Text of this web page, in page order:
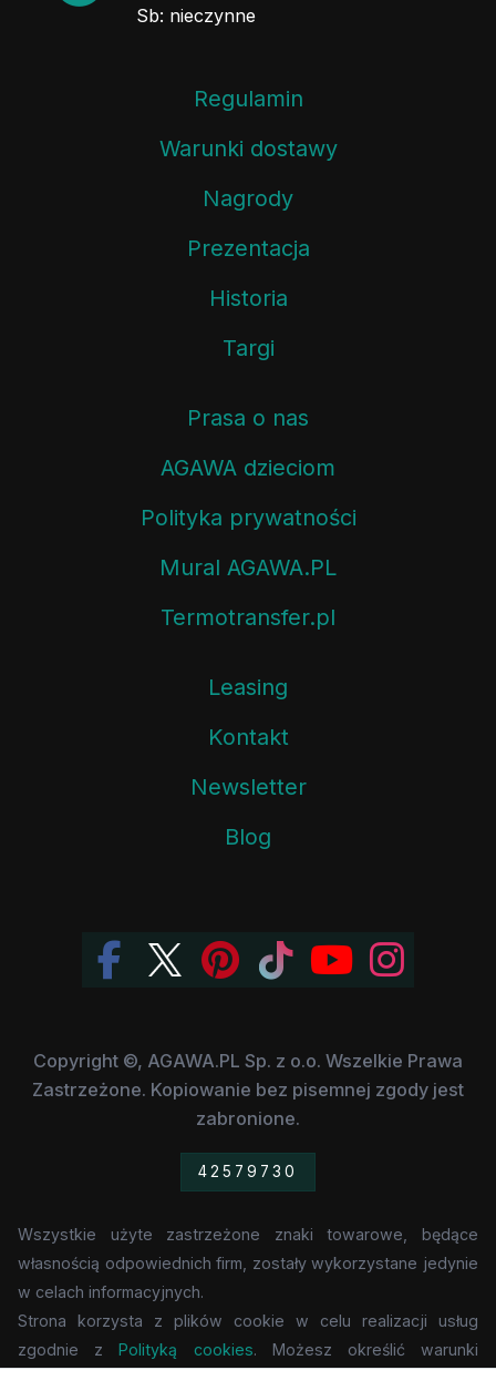
Sb: nieczynne
Regulamin
Warunki dostawy
Nagrody
Prezentacja
Historia
Targi
Prasa o nas
AGAWA dzieciom
Polityka prywatności
Mural AGAWA.PL
Termotransfer.pl
Leasing
Kontakt
Newsletter
Blog
Copyright ©, AGAWA.PL Sp. z o.o. Wszelkie Prawa
Zastrzeżone. Kopiowanie bez pisemnej zgody jest
zabronione.
42579730
Wszystkie użyte zastrzeżone znaki towarowe, będące
własnością odpowiednich firm, zostały wykorzystane jedynie
w celach informacyjnych.
Strona korzysta z plików cookie w celu realizacji usług
zgodnie zPolityką cookies. Możesz określić warunki